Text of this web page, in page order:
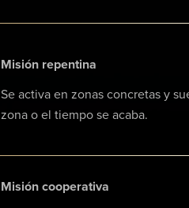
Misión repentina
Se activa en zonas concretas y
zona o el tiempo se acaba.
Misión cooperativa